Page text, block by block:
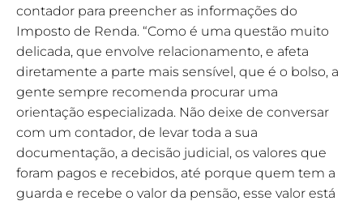
contador para preencher as informações do
Imposto de Renda. “Como é uma questão muito
delicada, que envolve relacionamento, e afeta
diretamente a parte mais sensível, que é o bolso, a
gente sempre recomenda procurar uma
orientação especializada. Não deixe de conversar
com um contador, de levar toda a sua
documentação, a decisão judicial, os valores que
foram pagos e recebidos, até porque quem tem a
guarda e recebe o valor da pensão, esse valor está